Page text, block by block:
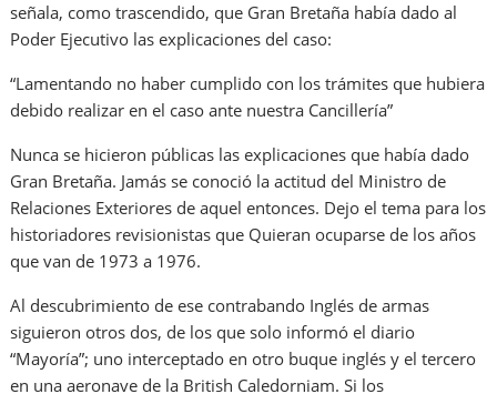
señala, como trascendido, que Gran Bretaña había dado al
Poder Ejecutivo las explicaciones del caso:
“Lamentando no haber cumplido con los trámites que hubiera
debido realizar en el caso ante nuestra Cancillería”
Nunca se hicieron públicas las explicaciones que había dado
Gran Bretaña. Jamás se conoció la actitud del Ministro de
Relaciones Exteriores de aquel entonces. Dejo el tema para los
historiadores revisionistas que Quieran ocuparse de los años
que van de 1973 a 1976.
Al descubrimiento de ese contrabando Inglés de armas
siguieron otros dos, de los que solo informó el diario
“Mayoría”; uno interceptado en otro buque inglés y el tercero
en una aeronave de la British Caledorniam. Si los